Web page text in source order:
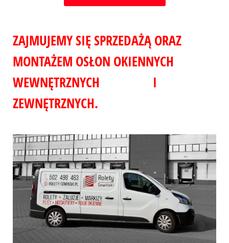
ZAJMUJEMY SIĘ SPRZEDAŻĄ ORAZ
MONTAŻEM OSŁON OKIENNYCH
WEWNĘTRZNYCH I
ZEWNĘTRZNYCH.